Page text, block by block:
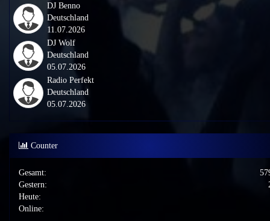
DJ Benno
Deutschland
11.07.2026
DJ Wolf
Deutschland
05.07.2026
Radio Perfekt
Deutschland
05.07.2026
Counter
Gesamt:
Gestern:
Heute:
Online: